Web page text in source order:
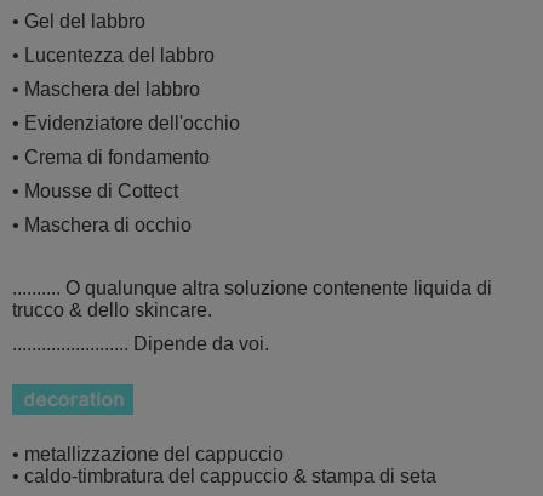
• Gel del labbro
• Lucentezza del labbro
• Maschera del labbro
• Evidenziatore dell'occhio
• Crema di fondamento
• Mousse di Cottect
• Maschera di occhio
.......... O qualunque altra soluzione contenente liquida di
trucco & dello skincare.
........................ Dipende da voi.
• metallizzazione del cappuccio
• caldo-timbratura del cappuccio & stampa di seta